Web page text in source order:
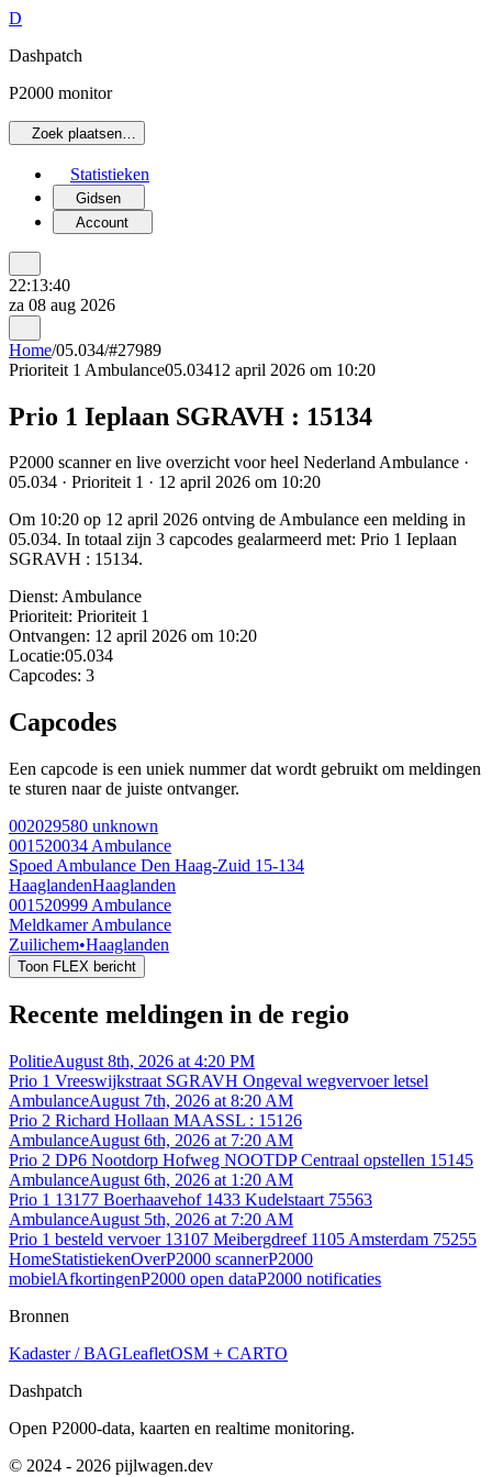
D
Dashpatch
P2000 monitor
Zoek plaatsen…
Statistieken
Gidsen
Account
22:13:40
za 08 aug 2026
Home/05.034/#27989
Prioriteit 1 Ambulance05.03412 april 2026 om 10:20
Prio 1 Ieplaan SGRAVH : 15134
P2000 scanner en live overzicht voor heel Nederland Ambulance ·
05.034 · Prioriteit 1 · 12 april 2026 om 10:20
Om 10:20 op 12 april 2026 ontving de Ambulance een melding in
05.034. In totaal zijn 3 capcodes gealarmeerd met: Prio 1 Ieplaan
SGRAVH : 15134.
Dienst: Ambulance
Prioriteit: Prioriteit 1
Ontvangen: 12 april 2026 om 10:20
Locatie:05.034
Capcodes: 3
Capcodes
Een capcode is een uniek nummer dat wordt gebruikt om meldingen
te sturen naar de juiste ontvanger.
002029580 unknown
001520034 Ambulance
Spoed Ambulance Den Haag-Zuid 15-134
HaaglandenHaaglanden
001520999 Ambulance
Meldkamer Ambulance
Zuilichem•Haaglanden
Toon FLEX bericht
Recente meldingen in de regio
PolitieAugust 8th, 2026 at 4:20 PM
Prio 1 Vreeswijkstraat SGRAVH Ongeval wegvervoer letsel
AmbulanceAugust 7th, 2026 at 8:20 AM
Prio 2 Richard Hollaan MAASSL : 15126
AmbulanceAugust 6th, 2026 at 7:20 AM
Prio 2 DP6 Nootdorp Hofweg NOOTDP Centraal opstellen 15145
AmbulanceAugust 6th, 2026 at 1:20 AM
Prio 1 13177 Boerhaavehof 1433 Kudelstaart 75563
AmbulanceAugust 5th, 2026 at 7:20 AM
Prio 1 besteld vervoer 13107 Meibergdreef 1105 Amsterdam 75255
HomeStatistiekenOverP2000 scannerP2000
mobielAfkortingenP2000 open dataP2000 notificaties
Bronnen
Kadaster / BAGLeafletOSM + CARTO
Dashpatch
Open P2000-data, kaarten en realtime monitoring.
© 2024 - 2026 pijlwagen.dev